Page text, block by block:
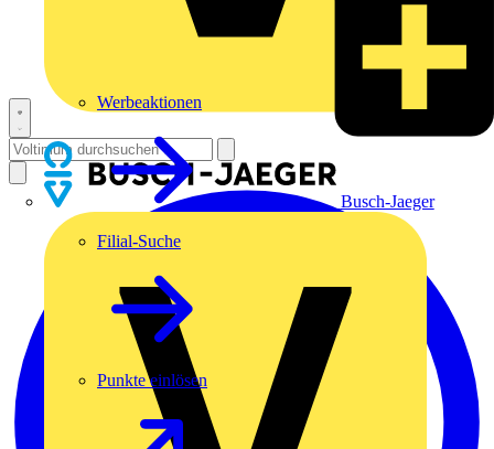
Busch-Jaeger
Werbeaktionen
Filial-Suche
Punkte einlösen